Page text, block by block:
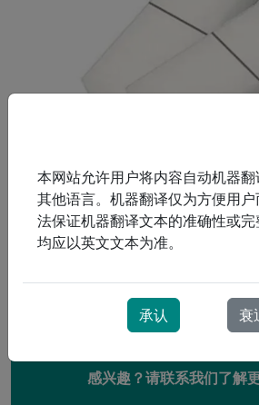
可重复使用（可清洁）的粗颗粒过滤
感兴趣？请联系我们了解
本网站允许用户将内容自动机器
其他语言。机器翻译仅为方便用
法保证机器翻译文本的准确性或
均应以英文文本为准。
承认 衰